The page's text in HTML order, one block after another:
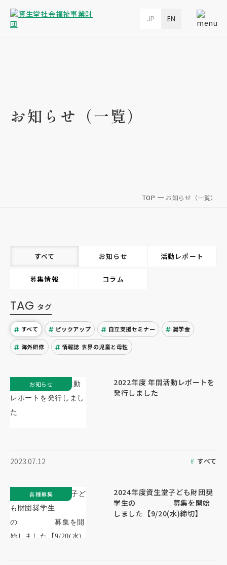
JP EN
お知らせ（一覧）
TOP お知らせ（一覧）
すべて お知らせ 活動レポート
募集情報 コラム
TAG タグ
すべて ピックアップ 自立支援セミナー 奨学金
海外研修 情報誌 世界の児童と母性
2022年度 年間活動レポートを
発行しました
2023.07.12 すべて
お知らせ
2024年度資生堂子ども財団奨
学生の 募集を開始
しました【9/20(水)締切】
各種募集